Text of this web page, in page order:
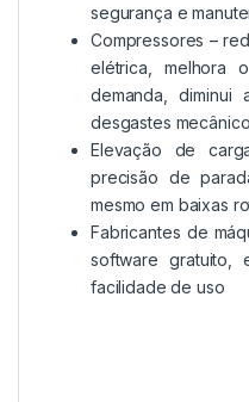
segurança e
Compressores –
elétrica, melhora
demanda,
desgastes
Elevação de
precisão de
mesmo em baixas
Fabricantes de
software gratuito,
facilidade de uso